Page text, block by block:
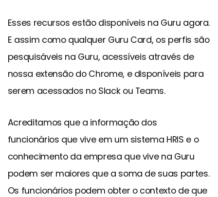
Esses recursos estão disponíveis na Guru agora.
E assim como qualquer Guru Card, os perfis são
pesquisáveis na Guru, acessíveis através de
nossa extensão do Chrome, e disponíveis para
serem acessados no Slack ou Teams.
Acreditamos que a informação dos
funcionários que vive em um sistema HRIS e o
conhecimento da empresa que vive na Guru
podem ser maiores que a soma de suas partes.
Os funcionários podem obter o contexto de que